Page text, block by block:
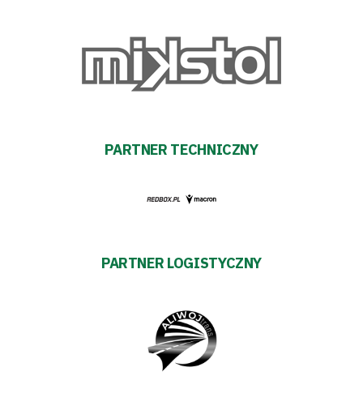
PARTNER TECHNICZNY
PARTNER LOGISTYCZNY